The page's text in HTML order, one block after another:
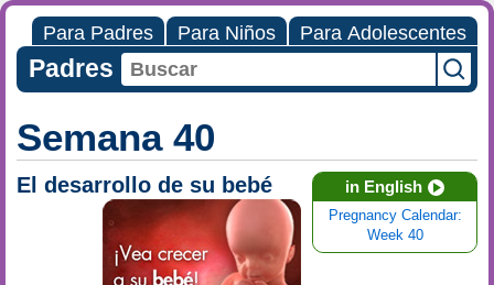
Para Padres Para Niños Para Adolescentes
Padres
Semana 40
in English
Pregnancy Calendar:
Week 40
El desarrollo de su bebé